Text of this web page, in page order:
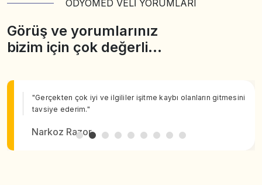
ODYOMED VELİ YORUMLARI
Görüş ve yorumlarınız
bizim için çok değerli…
"Gerçekten çok iyi ve ilgililer işitme kaybı olanların gitmesini
tavsiye ederim."
Narkoz Razor